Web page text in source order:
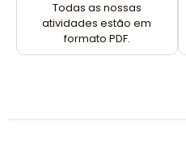
Todas as nossas
atividades estão em
formato PDF.